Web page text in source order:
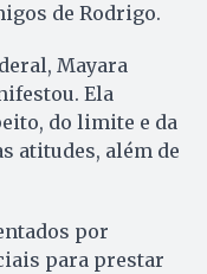
de Rodrigo.
Mayara
Ela
do limite e da
atitudes, além de
por
para prestar